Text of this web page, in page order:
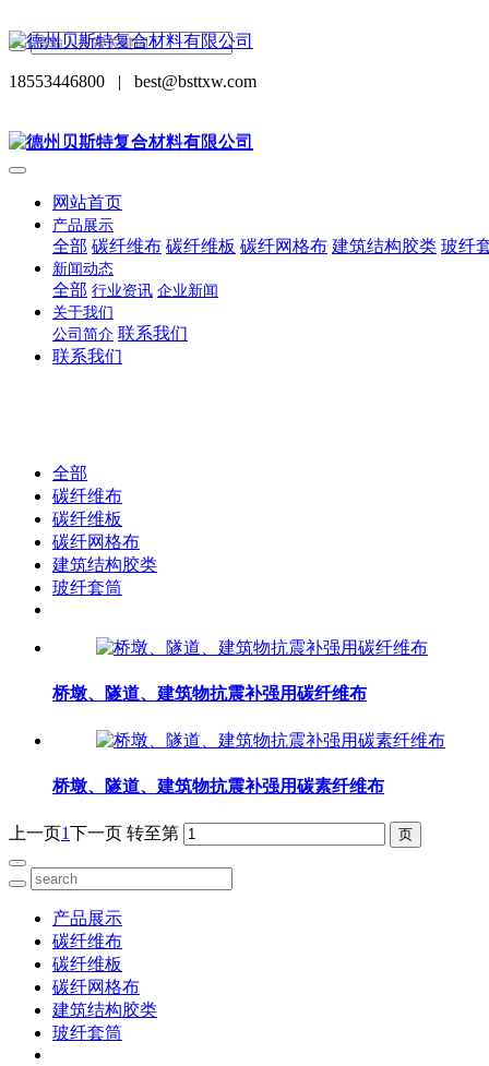
18553446800 | best@bsttxw.com
网站首页
产品展示
全部 碳纤维布 碳纤维板 碳纤网格布 建筑结构胶类 玻纤
新闻动态
全部 行业资讯 企业新闻
关于我们
公司简介 联系我们
联系我们
全部
碳纤维布
碳纤维板
碳纤网格布
建筑结构胶类
玻纤套筒
桥墩、隧道、建筑物抗震补强用碳纤维布
桥墩、隧道、建筑物抗震补强用碳素纤维布
上一页1下一页 转至第
产品展示
碳纤维布
碳纤维板
碳纤网格布
建筑结构胶类
玻纤套筒